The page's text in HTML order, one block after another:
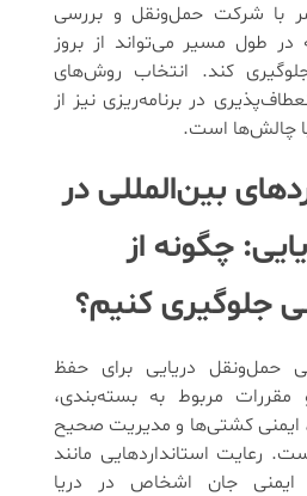
با شرکت حمل‌ونقل و بررسی
طول مسیر می‌تواند از بروز
کند. انتخاب روش‌های
در برنامه‌ریزی نیز از
با چالش‌ها است.
بین‌المللی در
چگونه از
جلوگیری کنیم؟
حمل‌ونقل دریایی برای حفظ
مربوط به بسته‌بندی،
ایمنی کشتی‌ها و مدیریت صحیح
رعایت استانداردهایی مانند
ایمنی جان اشخاص در دریا